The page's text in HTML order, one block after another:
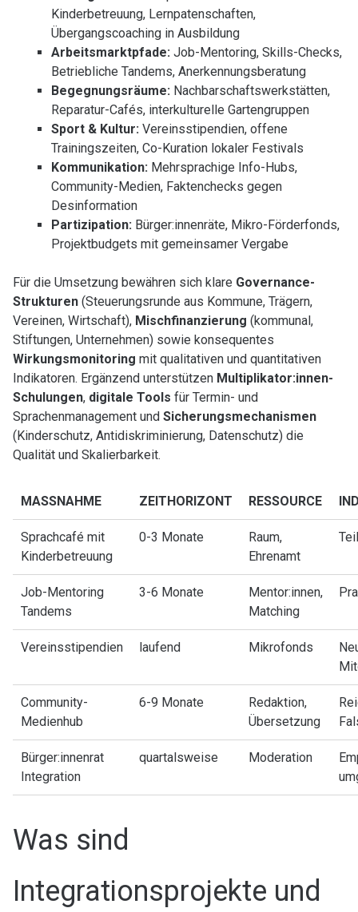
Kinderbetreuung, Lernpatenschaften,
Übergangscoaching in Ausbildung
Arbeitsmarktpfade: Job-Mentoring, Skills-Checks,
Betriebliche Tandems, Anerkennungsberatung
Begegnungsräume: Nachbarschaftswerkstätten,
Reparatur-Cafés, interkulturelle Gartengruppen
Sport & Kultur: Vereinsstipendien, offene
Trainingszeiten, Co-Kuration lokaler Festivals
Kommunikation: Mehrsprachige Info-Hubs,
Community-Medien, Faktenchecks gegen
Desinformation
Partizipation: Bürger:innenräte, Mikro-Förderfonds,
Projektbudgets mit gemeinsamer Vergabe
Für die Umsetzung bewähren sich klare Governance-
Strukturen(Steuerungsrunde aus Kommune, Trägern,
Vereinen, Wirtschaft), Mischfinanzierung (kommunal,
Stiftungen, Unternehmen) sowie konsequentes
Wirkungsmonitoring mit qualitativen und quantitativen
Indikatoren. Ergänzend unterstützen Multiplikator:innen-
Schulungen, digitale Tools für Termin- und
Sprachenmanagement und Sicherungsmechanismen
(Kinderschutz, Antidiskriminierung, Datenschutz) die
Qualität und Skalierbarkeit.
MASSNAHME ZEITHORIZONT RESSOURCE
Sprachcafé mit
Kinderbetreuung
0-3 Monate
Raum,
Ehrenamt
Job-Mentoring
Tandems
3-6 Monate
Mentor:innen,
Matching
Vereinsstipendien laufend Mikrofonds
Community-
Medienhub
6-9 Monate
Redaktion,
Übersetzung
Bürger:innenrat
Integration
quartalsweise Moderation
Was sind
Integrationsprojekte und